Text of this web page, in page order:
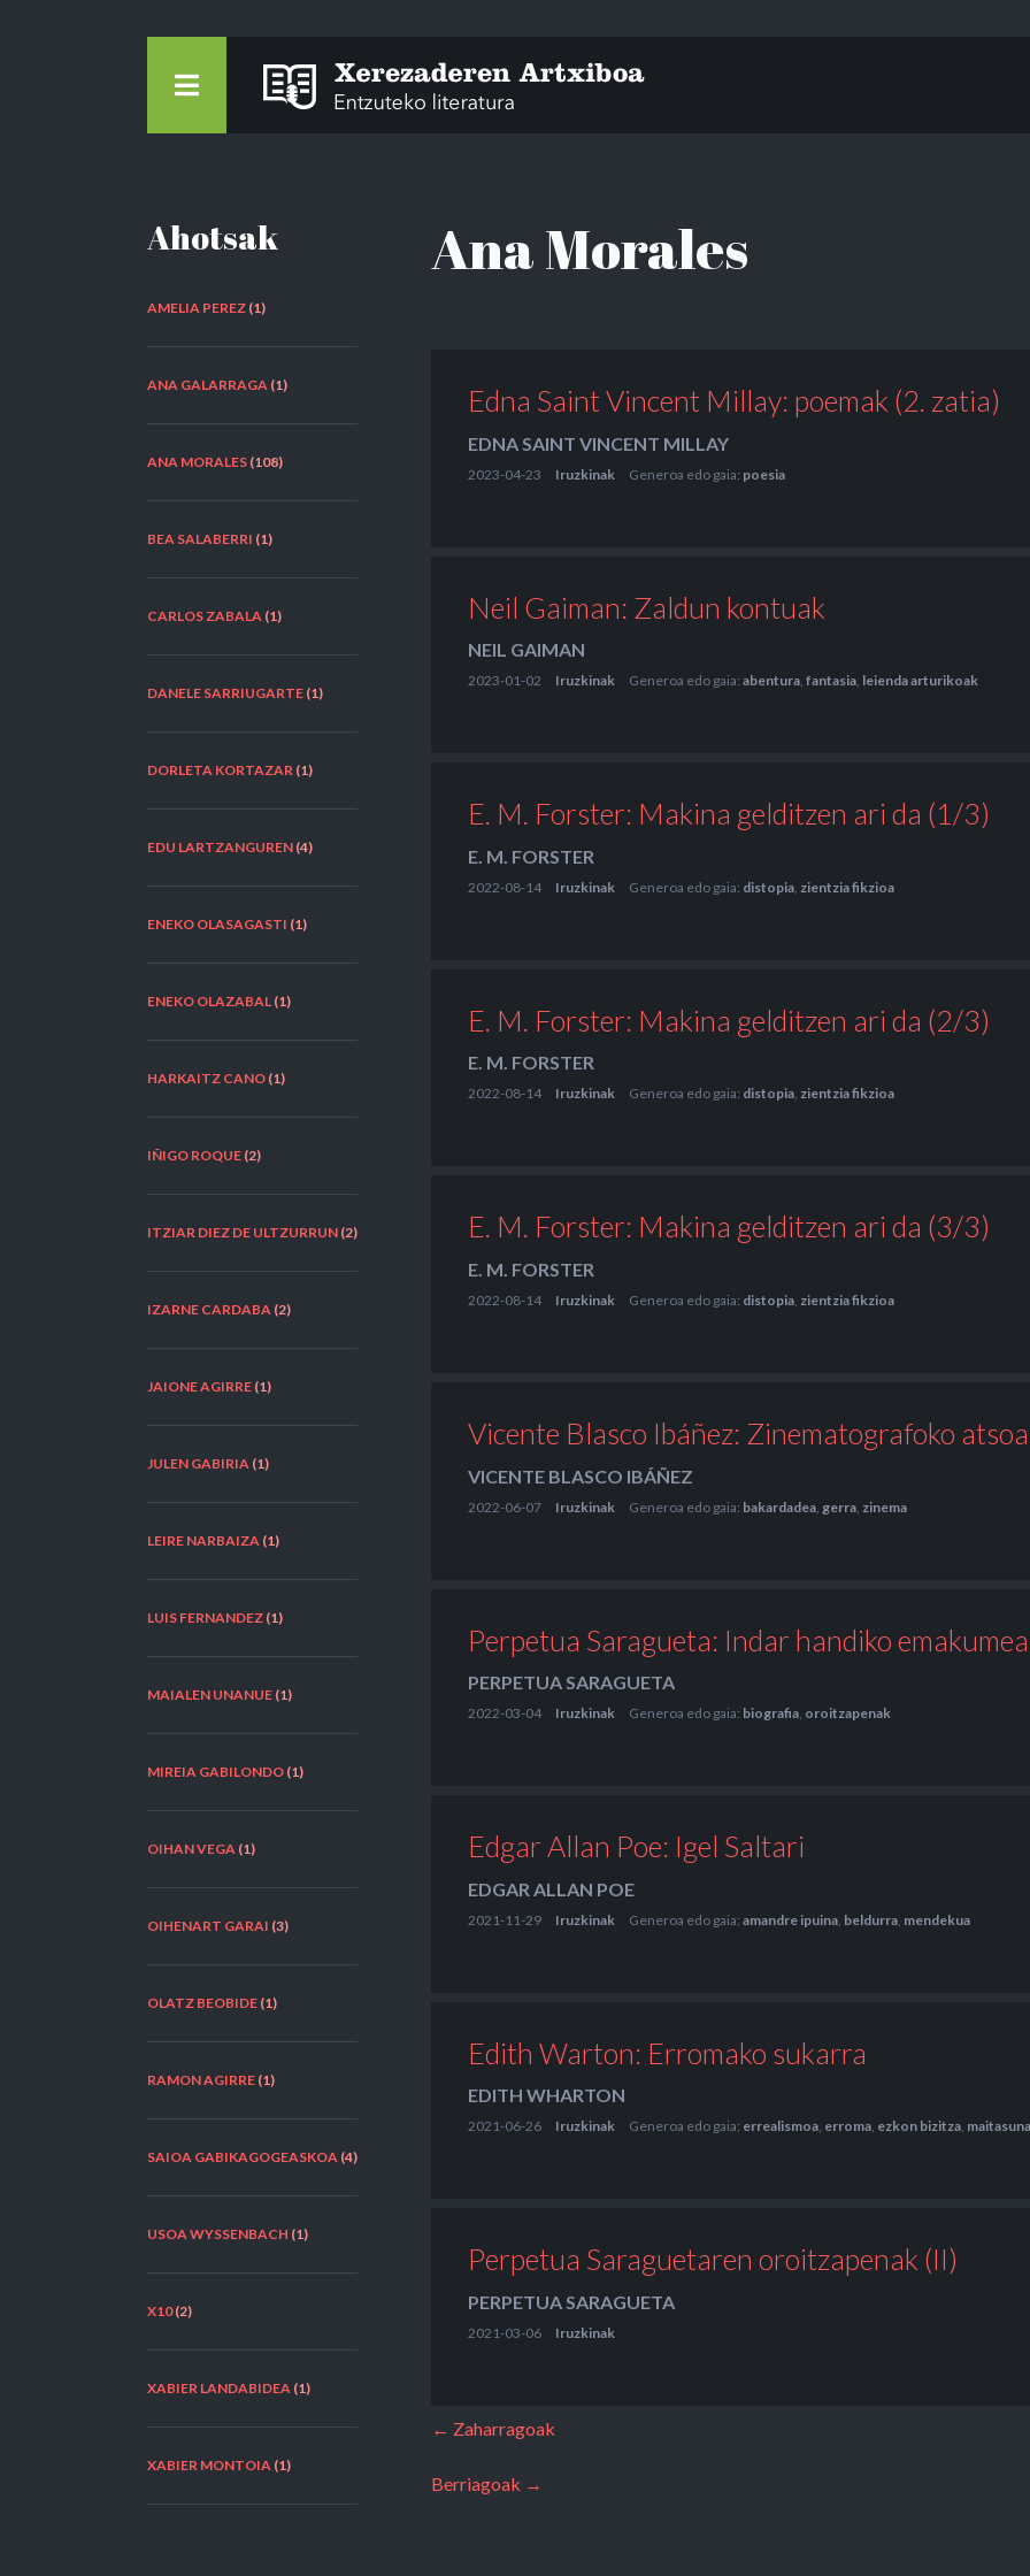
Ahotsak
AMELIA PEREZ (1)
ANA GALARRAGA (1)
ANA MORALES (108)
BEA SALABERRI (1)
CARLOS ZABALA (1)
DANELE SARRIUGARTE (1)
DORLETA KORTAZAR (1)
EDU LARTZANGUREN (4)
ENEKO OLASAGASTI (1)
ENEKO OLAZABAL (1)
HARKAITZ CANO (1)
IÑIGO ROQUE (2)
ITZIAR DIEZ DE ULTZURRUN (2)
IZARNE CARDABA (2)
JAIONE AGIRRE (1)
JULEN GABIRIA (1)
LEIRE NARBAIZA (1)
LUIS FERNANDEZ (1)
MAIALEN UNANUE (1)
MIREIA GABILONDO (1)
OIHAN VEGA (1)
OIHENART GARAI (3)
OLATZ BEOBIDE (1)
RAMON AGIRRE (1)
SAIOA GABIKAGOGEASKOA (4)
USOA WYSSENBACH (1)
X10(2)
XABIER LANDABIDEA (1)
XABIER MONTOIA (1)
Ana Morales
Edna Saint Vincent Millay: poemak (2. zatia)
EDNA SAINT VINCENT MILLAY
2023-04-23 Iruzkinak Generoa edo gaia: poesia
Neil Gaiman: Zaldun kontuak
NEIL GAIMAN
2023-01-02 Iruzkinak Generoa edo gaia: abentura, fantasia, leienda arturikoak
E. M. Forster: Makina gelditzen ari da (1/3)
E. M. FORSTER
2022-08-14 Iruzkinak Generoa edo gaia: distopia zientzia fikzioa
E. M. Forster: Makina gelditzen ari da (2/3)
E. M. FORSTER
2022-08-14 Iruzkinak Generoa edo gaia: distopia, zientzia fikzioa
E. M. Forster: Makina gelditzen ari da (3/3)
E. M. FORSTER
2022-08-14 Iruzkinak Generoa edo gaia: distopia zientzia fikzioa
Vicente Blasco Ibáñez: Zinematografoko atsoa
VICENTE BLASCO IBÁÑEZ
2022-06-07 Iruzkinak Generoa edo gaia: bakardadea gerra zinema
Perpetua Saragueta: Indar handiko
PERPETUA SARAGUETA
2022-03-04 Iruzkinak Generoa edo gaia: biografia, oroitzapenak
Edgar Allan Poe: Igel Saltari
EDGAR ALLAN POE
2021-11-29 Iruzkinak Generoa edo gaia: amandre ipuina beldurra mendekua
Edith Warton: Erromako sukarra
EDITH WHARTON
2021-06-26 Iruzkinak Generoa edo gaia: errealismoa, erroma, ezkon bizitza, maitasuna
Perpetua Saraguetaren oroitzapenak (II)
PERPETUA SARAGUETA
2021-03-06 Iruzkinak
← Zaharragoak
Berriagoak →